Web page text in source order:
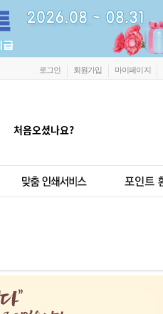
로그인 회원가입 마이페이지
처음오셨나요?